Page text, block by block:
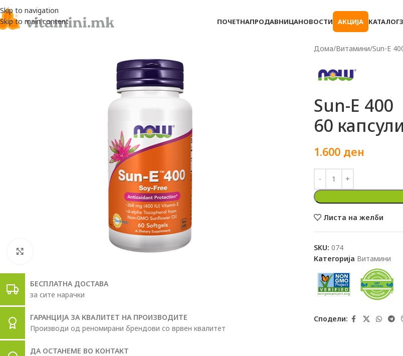
Skip to navigation
Skip to main content
ПОЧЕТНАПРОДАВНИЦАНОВОСТИ АКЦИЈА КАТАЛОГ
БЕСПЛАТНА ДОСТАВА
за сите нарачки
ГАРАНЦИЈА ЗА КВАЛИТЕТ НА ПРОИЗВОДИТЕ
Производи од реномирани брендови со врвен квалитет
ДА ОСТАНЕМЕ ВО КОНТАКТ
Дома Витамини Sun-E
Sun-E 400
60 капсули
1.600 ден
Листа на желби
SKU: 074
Категорија Витамини
Сподели: